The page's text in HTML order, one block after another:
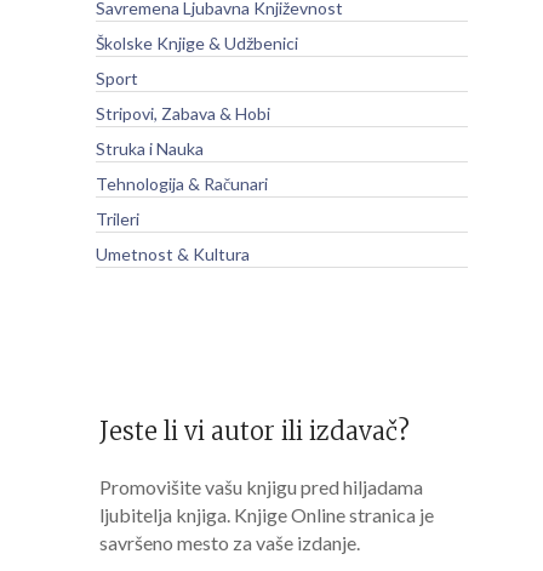
Savremena Ljubavna Književnost
Školske Knjige & Udžbenici
Sport
Stripovi, Zabava & Hobi
Struka i Nauka
Tehnologija & Računari
Trileri
Umetnost & Kultura
Jeste li vi autor ili izdavač?
Promovišite vašu knjigu pred hiljadama
ljubitelja knjiga. Knjige Online stranica je
savršeno mesto za vaše izdanje.